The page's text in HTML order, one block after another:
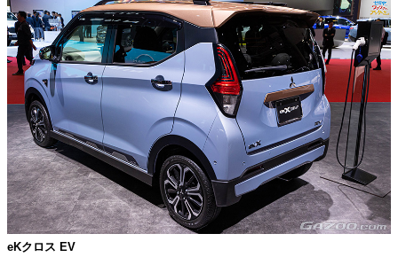
eKクロス EV